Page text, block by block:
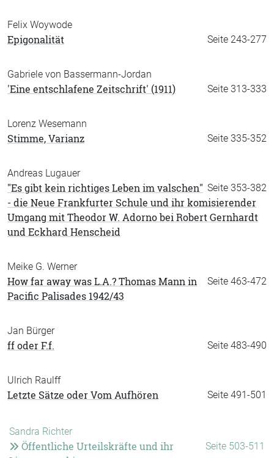
Felix Woywode
Seite 243-277
Epigonalität
Gabriele von Bassermann-Jordan
Seite 313-333
'Eine entschlafene Zeitschrift' (1911)
Lorenz Wesemann
Seite 335-352
Stimme, Varianz
Andreas Lugauer
Seite 353-382
"Es gibt kein richtiges Leben im valschen"
- die Neue Frankfurter Schule und ihr komisierender
Umgang mit Theodor W. Adorno bei Robert Gernhardt
und Eckhard Henscheid
Meike G. Werner
Seite 463-472
How far away was L.A.? Thomas Mann in
Pacific Palisades 1942/43
Jan Bürger
Seite 483-490
ff oder F.f.
Ulrich Raulff
Seite 491-501
Letzte Sätze oder Vom Aufhören
Sandra Richter
Seite 503-511
Öffentliche Urteilskräfte und ihr